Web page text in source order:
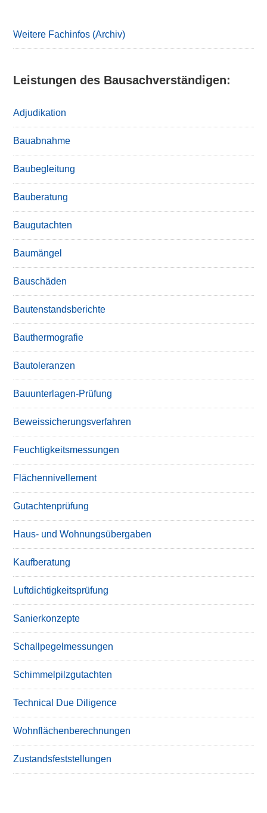
Weitere Fachinfos (Archiv)
Leistungen des Bausachverständigen:
Adjudikation
Bauabnahme
Baubegleitung
Bauberatung
Baugutachten
Baumängel
Bauschäden
Bautenstandsberichte
Bauthermografie
Bautoleranzen
Bauunterlagen-Prüfung
Beweissicherungsverfahren
Feuchtigkeitsmessungen
Flächennivellement
Gutachtenprüfung
Haus- und Wohnungsübergaben
Kaufberatung
Luftdichtigkeitsprüfung
Sanierkonzepte
Schallpegelmessungen
Schimmelpilzgutachten
Technical Due Diligence
Wohnflächenberechnungen
Zustandsfeststellungen